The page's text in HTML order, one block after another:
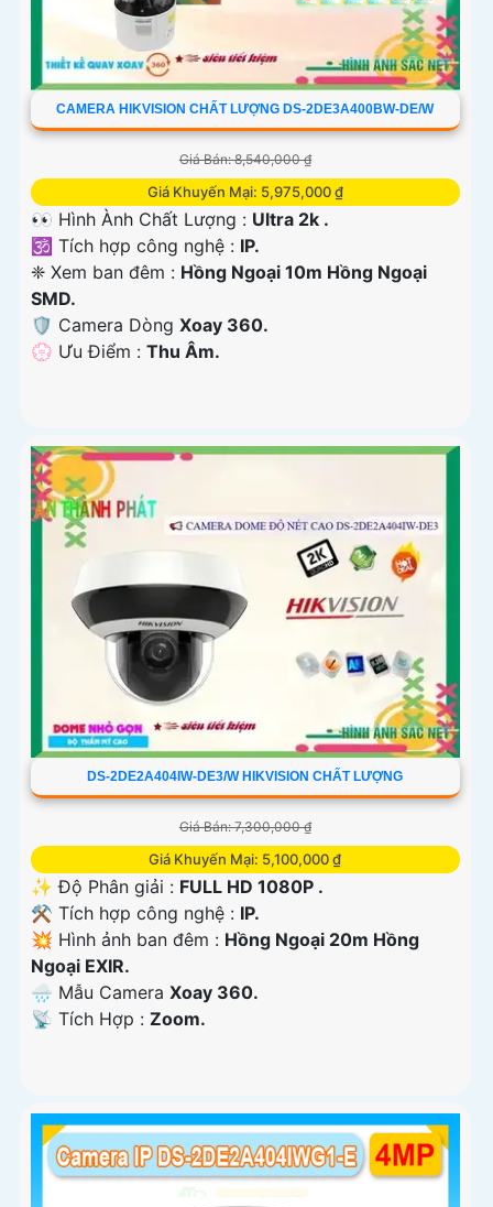
CAMERA HIKVISION CHẤT LƯỢNG DS-2DE3A400BW-DE/W
Giá Bán: 8,540,000 ₫
Giá Khuyến Mại: 5,975,000 ₫
👀 Hình Ành Chất Lượng : Ultra 2k .
🕉️ Tích hợp công nghệ : IP.
❈ Xem ban đêm : Hồng Ngoại 10m Hồng Ngoại
SMD.
🛡 Camera Dòng Xoay 360.
️💮 Ưu Điểm : Thu Âm.
DS-2DE2A404IW-DE3/W HIKVISION CHẤT LƯỢNG
Giá Bán: 7,300,000 ₫
Giá Khuyến Mại: 5,100,000 ₫
✨ Độ Phân giải : FULL HD 1080P .
⚒ Tích hợp công nghệ : IP.
💥 Hình ảnh ban đêm : Hồng Ngoại 20m Hồng
Ngoại EXIR.
🌧️ Mẫu Camera Xoay 360.
️📡 Tích Hợp : Zoom.